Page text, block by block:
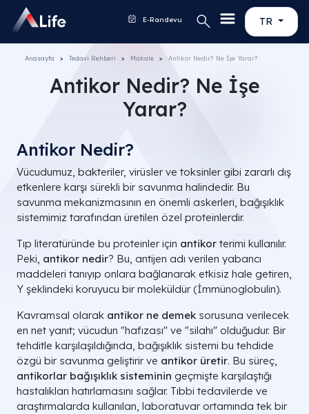
TR
E-Randevu
Anasayfa Tedavi Rehberi Makale Antikor Nedir? Ne İşe Yarar?
Antikor Nedir? Ne İşe
Yarar?
Antikor Nedir?
Vücudumuz, bakteriler, virüsler ve toksinler gibi zararlı dış
etkenlere karşı sürekli bir savunma halindedir. Bu
savunma mekanizmasının en önemli askerleri, bağışıklık
sistemimiz tarafından üretilen özel proteinlerdir.
Tıp literatüründe bu proteinler için antikor terimi kullanılır.
Peki, antikor nedir? Bu, antijen adı verilen yabancı
maddeleri tanıyıp onlara bağlanarak etkisiz hale getiren,
Y şeklindeki koruyucu bir moleküldür (İmmünoglobulin).
Kavramsal olarak antikor ne demek sorusuna verilecek
en net yanıt; vücudun "hafızası" ve "silahı" olduğudur. Bir
tehditle karşılaşıldığında, bağışıklık sistemi bu tehdide
özgü bir savunma geliştirir ve antikor üretir. Bu süreç,
antikorlar bağışıklık sisteminin geçmişte karşılaştığı
hastalıkları hatırlamasını sağlar. Tıbbi tedavilerde ve
araştırmalarda kullanılan, laboratuvar ortamında tek bir